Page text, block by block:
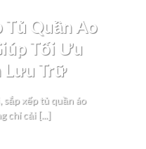
Tủ Quần Áo
Tối Ưu
Lưu Trữ
sắp xếp tủ quần áo
chỉ cải [...]